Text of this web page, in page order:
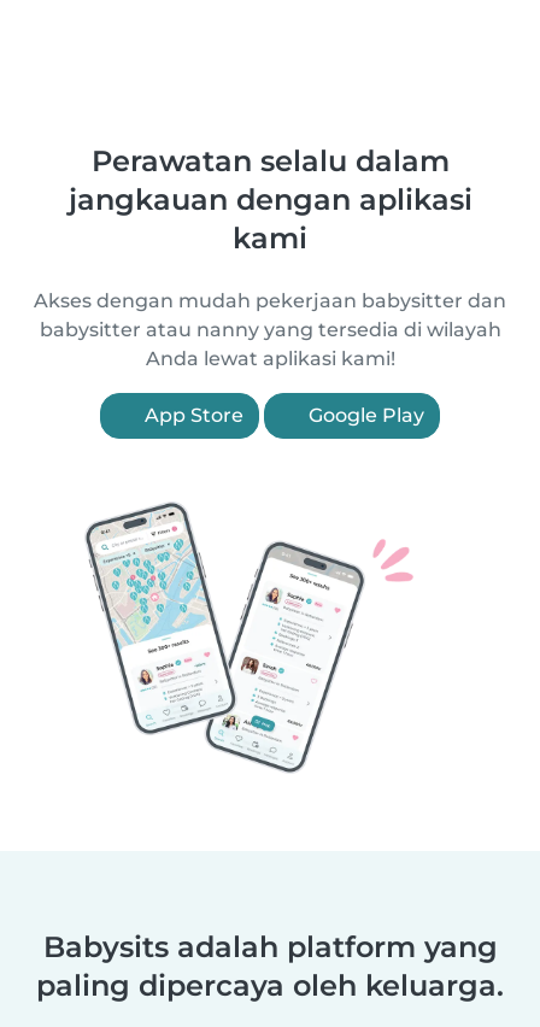
Perawatan selalu dalam
jangkauan dengan aplikasi
kami
Akses dengan mudah pekerjaan babysitter dan
babysitter atau nanny yang tersedia di wilayah
Anda lewat aplikasi kami!
App Store Google Play
Babysits adalah platform yang
paling dipercaya oleh keluarga.